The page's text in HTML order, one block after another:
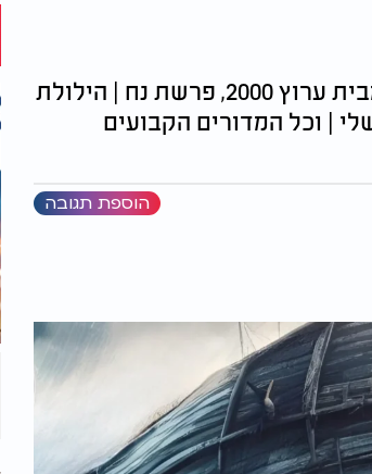
ממשיכים בכל התנופה - מגזין 'מאירים את השבת' מבית ערוץ 2000, פרשת נח | הילולת
שלי | וכל המדורים הקבועים
הוספת תגובה